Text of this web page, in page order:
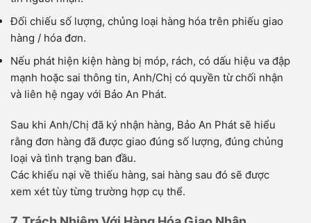
Đối chiếu số lượng, chủng loại hàng hóa trên phiếu giao
hàng / hóa đơn.
Nếu phát hiện kiện hàng bị móp, rách, có dấu hiệu va đập
mạnh hoặc sai thông tin, Anh/Chị có quyền từ chối nhận
và liên hệ ngay với Bảo An Phát.
Sau khi Anh/Chị đã ký nhận hàng, Bảo An Phát sẽ hiểu
rằng đơn hàng đã được giao đúng số lượng, đúng chủng
loại và tình trạng ban đầu.
Các khiếu nại về thiếu hàng, sai hàng sau đó sẽ được
xem xét tùy từng trường hợp cụ thể.